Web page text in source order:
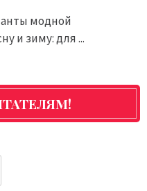
модной
и зиму: для ...